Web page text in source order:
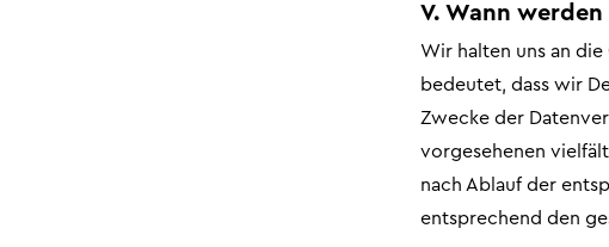
V. Wann
Wir halten uns an
bedeutet, dass wir
Zwecke der
vorgesehenen
nach Ablauf der
entsprechend den